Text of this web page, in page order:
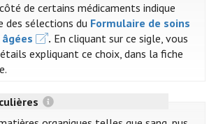
de certains médicaments indique
sélections du Formulaire de soins
. En cliquant sur ce sigle, vous
expliquant ce choix, dans la fiche